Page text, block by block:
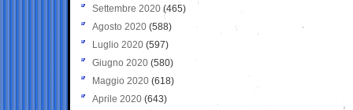
Settembre 2020(465)
Agosto 2020 (588)
Luglio 2020 (597)
Giugno 2020 (580)
Maggio 2020 (618)
Aprile 2020 (643)